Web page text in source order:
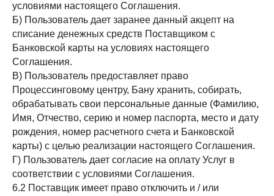
условиями настоящего Соглашения.
Б) Пользователь дает заранее данный акцепт на
списание денежных средств Поставщиком с
Банковской карты на условиях настоящего
Соглашения.
В) Пользователь предоставляет право
Процессинговому центру, Бану хранить, собирать,
обрабатывать свои персональные данные (Фамилию,
Имя, Отчество, серию и номер паспорта, место и дату
рождения, номер расчетного счета и Банковской
карты) с целью реализации настоящего Соглашения.
Г) Пользователь дает согласие на оплату Услуг в
соответствии с условиями Соглашения.
6.2 Поставщик имеет право отключить и / или